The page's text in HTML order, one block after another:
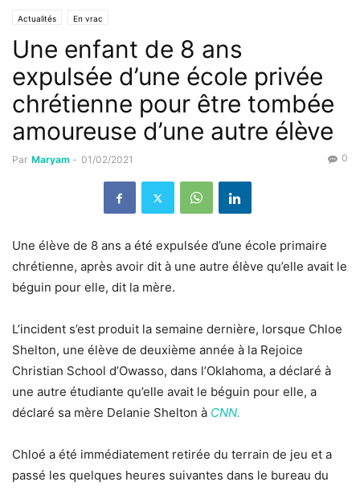
Actualités En vrac
Une enfant de 8 ans
expulsée d’une école privée
chrétienne pour être tombée
amoureuse d’une autre élève
Par Maryam - 01/02/2021 0
Une élève de 8 ans a été expulsée d’une école primaire
chrétienne, après avoir dit à une autre élève qu’elle avait le
béguin pour elle, dit la mère.
L’incident s’est produit la semaine dernière, lorsque Chloe
Shelton, une élève de deuxième année à la Rejoice
Christian School d’Owasso, dans l’Oklahoma, a déclaré à
une autre étudiante qu’elle avait le béguin pour elle, a
déclaré sa mère Delanie Shelton à CNN.
Chloé a été immédiatement retirée du terrain de jeu et a
passé les quelques heures suivantes dans le bureau du